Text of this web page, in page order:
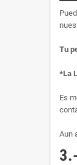
Tu
*La
Es
Aun